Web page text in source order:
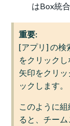
はBox統
重要:
[アプリ] の検
をクリック
矢印をクリ
ックします。
このように
ると、チー